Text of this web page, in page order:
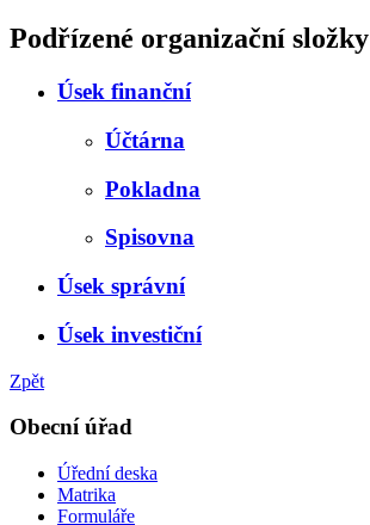
Podřízené organizační složky
Úsek finanční
Účtárna
Pokladna
Spisovna
Úsek správní
Úsek investiční
Zpět
Obecní úřad
Úřední deska
Matrika
Formuláře